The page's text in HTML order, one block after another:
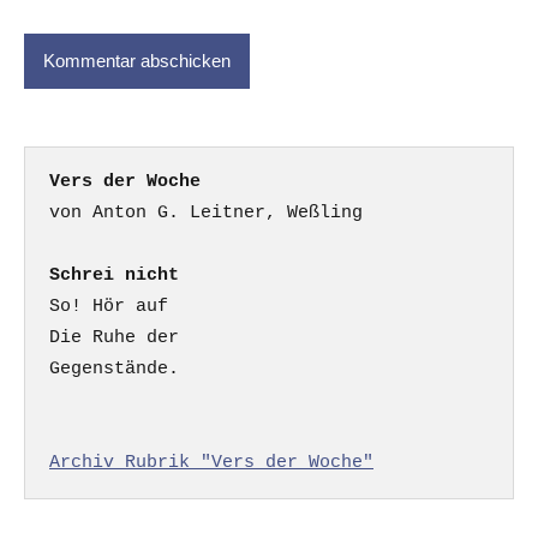
Vers der Woche
Schrei nicht
So! Hör auf
Die Ruhe der
Gegenstände.
Archiv Rubrik "Vers der Woche"